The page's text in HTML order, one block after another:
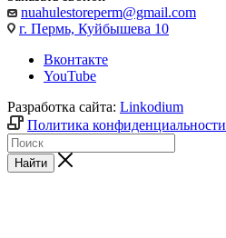
nuahulestoreperm@gmail.com
г. Пермь, Куйбышева 10
Вконтакте
YouTube
Разработка сайта: Linkodium
Политика конфиденциальности
Найти